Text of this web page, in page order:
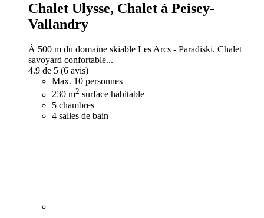
Chalet Ulysse, Chalet à Peisey-
Vallandry
À 500 m du domaine skiable Les Arcs - Paradiski. Chalet
savoyard confortable...
4.9 de 5 (6 avis)
Max. 10 personnes
230 m2 surface habitable
5 chambres
4 salles de bain